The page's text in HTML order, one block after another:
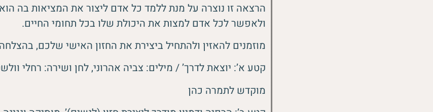
הרצאה זו נוצרה על מנת ללמד כל אדם ליצור את המציאות בה
ולאפשר לכל אדם למצות את היכולת שלו בכל תחומי החיים.
מוזמנים להאזין ולהתחיל ביצירת את החזון האישי שלכם,
קטע א’: יוצאת לדרך’ / מילים: צביה אהרוני, לחן ושירה: רחלי וולשטיין
מוקדש לתמרה כהן